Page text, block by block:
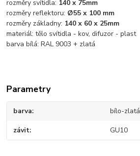
rozměry svítidla: 140 x 75mm
rozměry reflektoru: Ø55 x 100 mm
rozměry základny: 140 x 60 x 25mm
materiál: tělo svítidla - kov, difuzor - plast
barva bílá: RAL 9003 + zlatá
Parametry
barva bílo-zlatá
závit GU10